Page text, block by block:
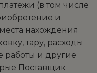
(в том числе
и
нахождения
тару, расходы
работы и другие
Поставщик